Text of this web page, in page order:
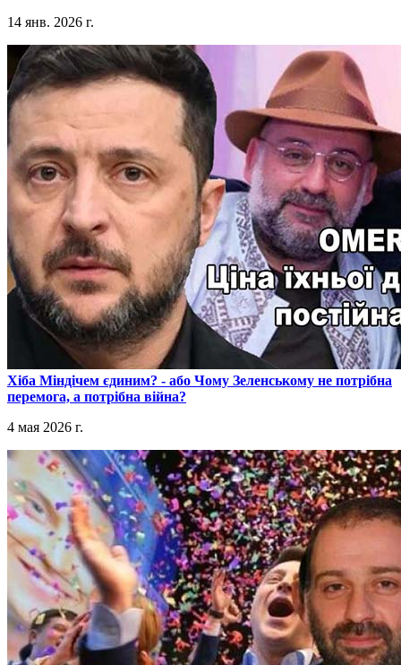
14 янв. 2026 г.
​Хіба Міндічем єдиним? - або Чому Зеленському не потрібна
перемога, а потрібна війна?
4 мая 2026 г.